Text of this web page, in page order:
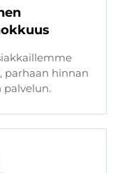
parhaan hinnan
palvelun.